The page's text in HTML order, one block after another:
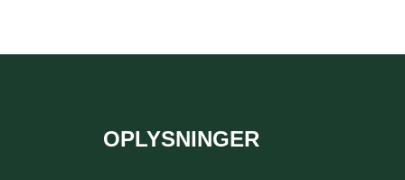
OPLYSNINGER